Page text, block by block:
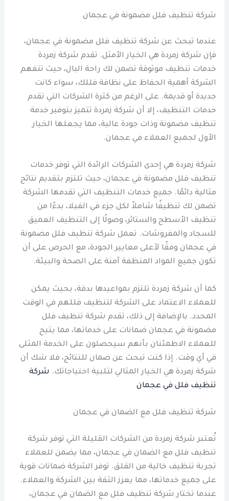
شركة تنظيف فلل مضمونة في عجمان
عندما تبحث عن شركة تنظيف فلل مضمونة في عجمان،
فإن شركة زمردة هي الخيار الأمثل. تقدم شركة زمردة
خدمات تنظيف موثوقة تضمن لك راحة البال، حيث تتفهم
الشركة أهمية الحفاظ على نظافة فللك، سواء كانت
جديدة أو قديمة. على الرغم من كثرة الشركات التي تقدم
خدمات التنظيف، إلا أن شركة زمردة تتميز بتوفير خدمة
تنظيف مضمونة وذات جودة عالية، مما يجعلها الخيار
الأول لجميع العملاء في عجمان.
شركة زمردة هي إحدى الشركات الرائدة التي توفر خدمات
تنظيف فلل مضمونة في عجمان، حيث تلتزم بتقديم نتائج
مثالية دائمًا. جميع خدمات التنظيف التي تقدمها الشركة
تضمن لك تنظيفًا شاملاً لكل جزء في الفيلا، بدءًا من
تنظيف الأسطح والستائر، وصولًا إلى التنظيف العميق
للسجاد والمفروشات. تعمل شركة تنظيف فلل مضمونة
في عجمان وفقًا لأعلى معايير الجودة، مع الحرص على أن
تكون جميع المواد المنظفة آمنة على الصحة والبيئة.
كما أن شركة زمردة تلتزم بمواعيدها بدقة، بحيث يمكن
للعملاء الاعتماد على الشركة لتنظيف فللهم في الوقت
المحدد. بالإضافة إلى ذلك، تقدم شركة تنظيف فلل
مضمونة في عجمان ضمانات على خدماتها، مما يتيح
للعملاء الاطمئنان بأنهم سيحصلون على الخدمة المثلى
في أي وقت. إذا كنت تبحث عن ضمان للنتائج، فلا شك أن
شركة زمردة هي الخيار المثالي لتلبية احتياجاتك. شركة
تنظيف فلل في عجمان
شركة تنظيف فلل مع الضمان في عجمان
تُعتبر شركة زمردة من الشركات القليلة التي توفر شركة
تنظيف فلل مع الضمان في عجمان، مما يضمن للعملاء
تجربة تنظيف خالية من القلق. توفر الشركة ضمانات قوية
على جميع خدماتها، مما يعزز الثقة بين الشركة والعملاء.
عندما تختار شركة تنظيف فلل مع الضمان في عجمان،